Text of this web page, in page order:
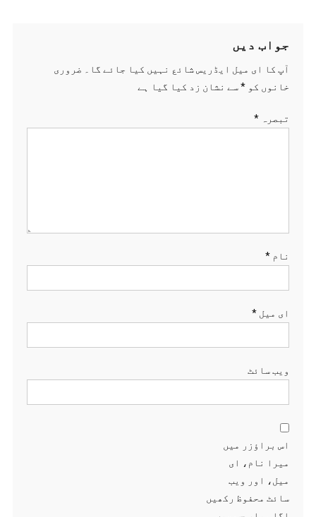
جواب دیں
آپ کا ای میل ایڈریس شائع نہیں کیا جائے گا۔
ضروری
خانوں کو *سے نشان زد کیا گیا ہے
تبصرہ *
نام *
ای میل *
ویب‌ سائٹ
اس براؤزر میں
میرا نام، ای
میل، اور ویب
سائٹ محفوظ رکھیں